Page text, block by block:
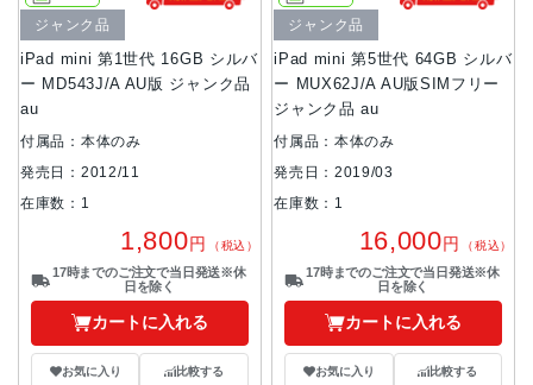
iPad mini 第1世代 16GB シルバ
ー MD543J/A AU版 ジャンク品
au
ジャンク品
付属品：本体のみ
発売日：2012/11
在庫数：1
1,800円 （税込）
17時までのご注文で当日発送※休
日を除く
カートに入れる
お気に入り 比較する
iPad mini 第5世代 64GB シルバ
ー MUX62J/A AU版SIMフリー
ジャンク品 au
ジャンク品
付属品：本体のみ
発売日：2019/03
在庫数：1
16,000円 （税込）
17時までのご注文で当日発送※休
日を除く
カートに入れる
お気に入り 比較する